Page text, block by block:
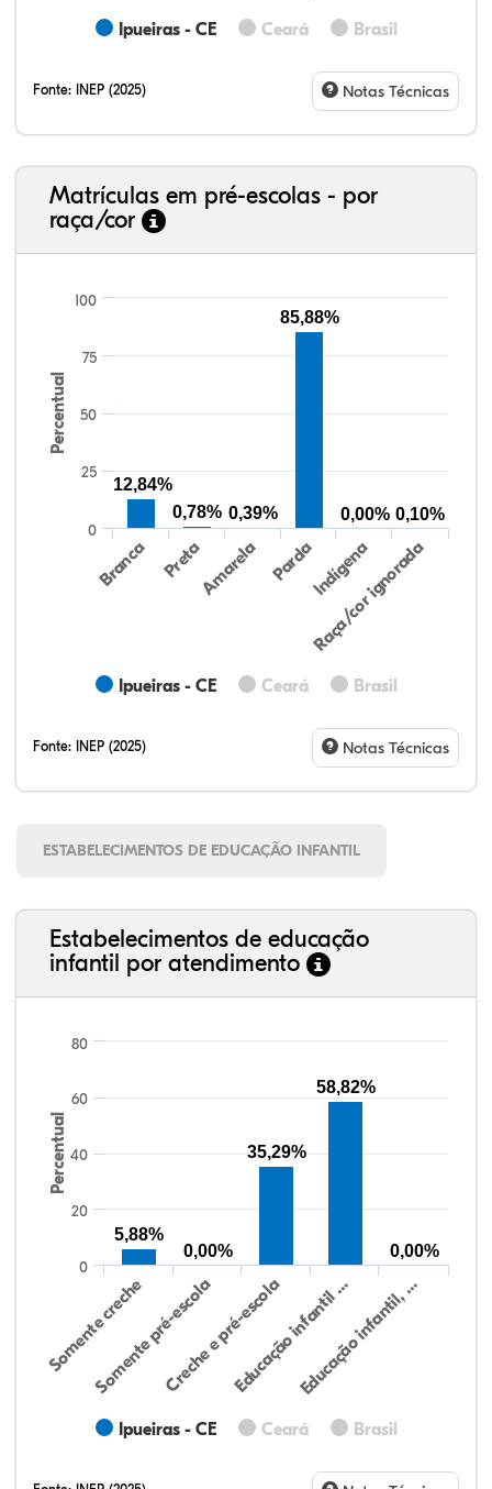
Ipueiras - CE Ceará Brasil
Fonte: INEP (2025) Notas Técnicas
Matrículas em pré-escolas - por
raça/cor
Percentual
Ipueiras - CE Ceará Brasil
Branca PretaAmarela PardaIndígena
Raça/cor ignorada
0
100
25
50
75
12,84%
0,78% 0,39%
85,88%
0,00% 0,10%
Fonte: INEP (2025) Notas Técnicas
ESTABELECIMENTOS DE EDUCAÇÃO INFANTIL
Estabelecimentos de educação
infantil por atendimento
Percentual
Ipueiras - CE Ceará Brasil
Somente creche
Somente pré-escolaCreche e pré-escolaEducação infantil …Educação infantil, …
0
20
40
60
80
5,88%
0,00%
35,29%
58,82%
0,00%